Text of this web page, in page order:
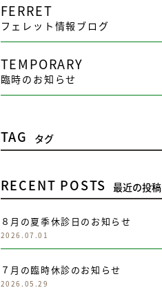
FERRET
フェレット情報ブログ
TEMPORARY
臨時のお知らせ
TAG タグ
RECENT POSTS 最近の投稿
８月の夏季休診日のお知らせ
2026.07.01
７月の臨時休診のお知らせ
2026.05.29